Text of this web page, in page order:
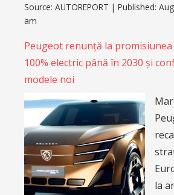
Source: AUTOREPORT | Published:
am
Peugeot renunță la promisiunea
100% electric până în 2030 și
modele noi
la